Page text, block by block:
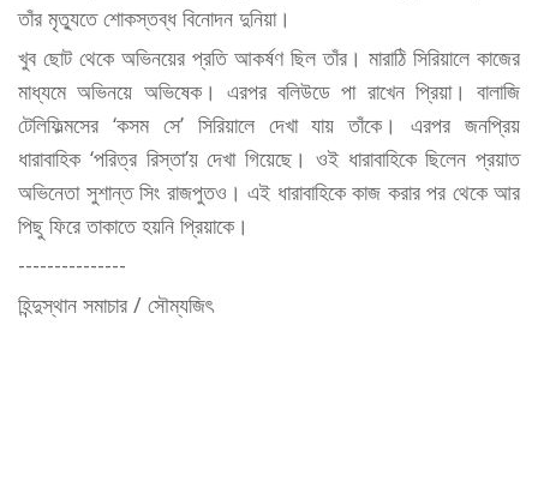
তাঁর মৃত্যুতে শোকস্তব্ধ বিনোদন দুনিয়া।
খুব ছোট থেকে অভিনয়ের প্রতি আকর্ষণ ছিল তাঁর। মারাঠি সিরিয়ালে কাজের
মাধ্যমে অভিনয়ে অভিষেক। এরপর বলিউডে পা রাখেন প্রিয়া। বালাজি
টেলিফিল্মসের ‘কসম সে’ সিরিয়ালে দেখা যায় তাঁকে। এরপর জনপ্রিয়
ধারাবাহিক ‘পরিত্র রিস্তা’য় দেখা গিয়েছে। ওই ধারাবাহিকে ছিলেন প্রয়াত
অভিনেতা সুশান্ত সিং রাজপুতও। এই ধারাবাহিকে কাজ করার পর থেকে আর
পিছু ফিরে তাকাতে হয়নি প্রিয়াকে।
---------------
হিন্দুস্থান সমাচার / সৌম্যজিৎ